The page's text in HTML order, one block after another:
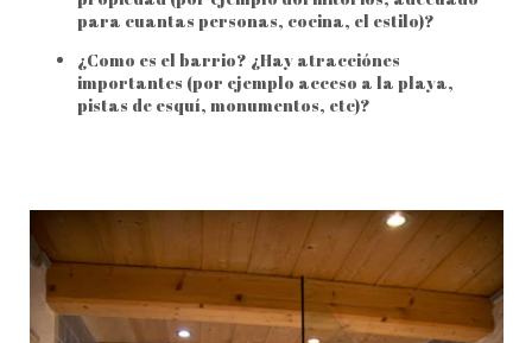
para cuantas personas, cocina, el estilo)?
¿Como es el barrio? ¿Hay atracciónes
importantes (por ejemplo acceso a la playa,
pistas de esquí, monumentos, etc)?